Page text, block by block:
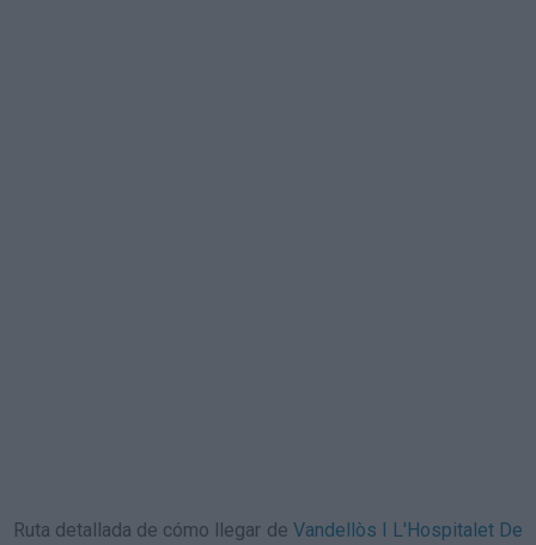
Ruta detallada de cómo llegar de Vandellòs I L'Hospitalet De